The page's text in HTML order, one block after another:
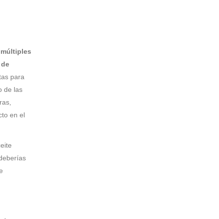
para
de las
en el